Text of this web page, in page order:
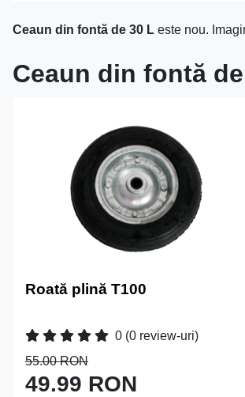
Ceaun din fontă de 30 L este nou.
Ceaun din fontă
Roată plină T100
0 (0 review-uri)
55.00 RON
49.99 RON